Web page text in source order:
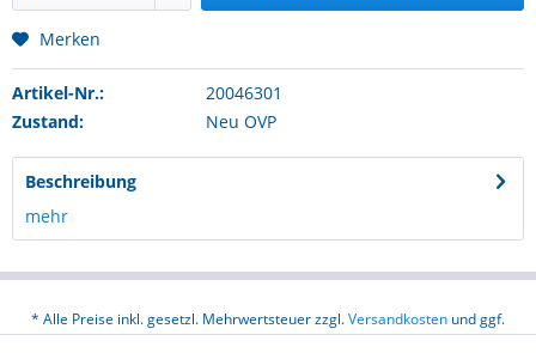
Merken
Artikel-Nr.:
20046301
Zustand:
Neu OVP
Beschreibung
mehr
* Alle Preise inkl. gesetzl. Mehrwertsteuer zzgl.Versandkosten und ggf.